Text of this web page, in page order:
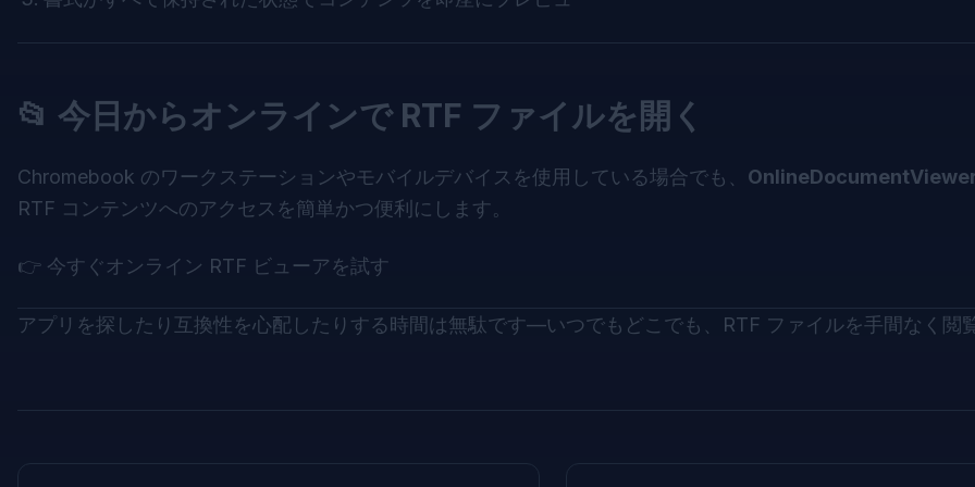
📂 今日からオンラインで RTF ファイルを開く
Chromebook のワークステーションやモバイルデバイスを使用している場合でも、
RTF コンテンツへのアクセスを簡単かつ便利にします。
👉 今すぐオンライン RTF ビューアを試す
アプリを探したり互換性を心配したりする時間は無駄です—いつでもどこでも、RTF ファイルを手間なく閲